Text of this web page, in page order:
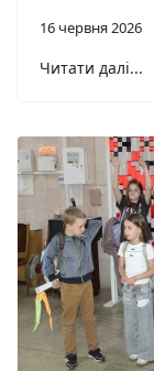
16 червня 2026
Читати далі...